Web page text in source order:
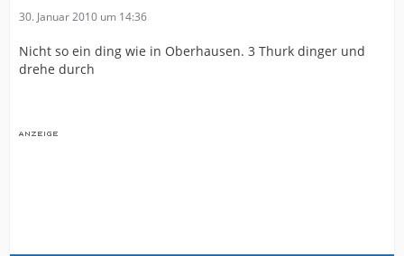
30. Januar 2010 um 14:36
Nicht so ein ding wie in Oberhausen. 3 Thurk dinger und
drehe durch